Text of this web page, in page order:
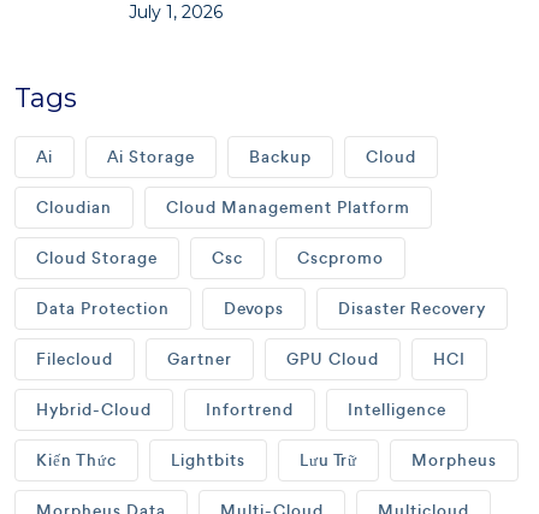
July 1, 2026
Tags
Ai Ai Storage Backup Cloud
Cloudian Cloud Management Platform
Cloud Storage Csc Cscpromo
Data Protection Devops Disaster Recovery
Filecloud Gartner GPU Cloud HCI
Hybrid-Cloud Infortrend Intelligence
Kiến Thức Lightbits Lưu Trữ Morpheus